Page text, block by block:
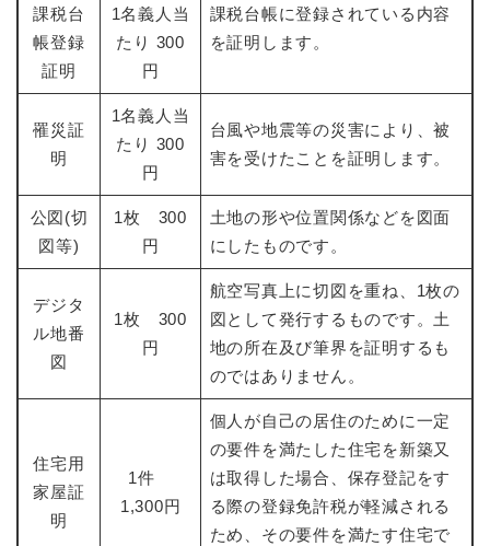
課税台
帳登録
証明
1名義人当
たり 300
円
課税台帳に登録されている内容
を証明します。
罹災証
明
1名義人当
たり 300
円
台風や地震等の災害により、被
害を受けたことを証明します。
公図(切
図等)
1枚 300
円
土地の形や位置関係などを図面
にしたものです。
デジタ
ル地番
図
​1枚 300
円
航空写真上に切図を重ね、1枚の
図として発行するものです。土
地の所在及び筆界を証明するも
のではありません。
住宅用
家屋証
明
1件
1,300円
個人が自己の居住のために一定
の要件を満たした住宅を新築又
は取得した場合、保存登記をす
る際の登録免許税が軽減される
ため、その要件を満たす住宅で